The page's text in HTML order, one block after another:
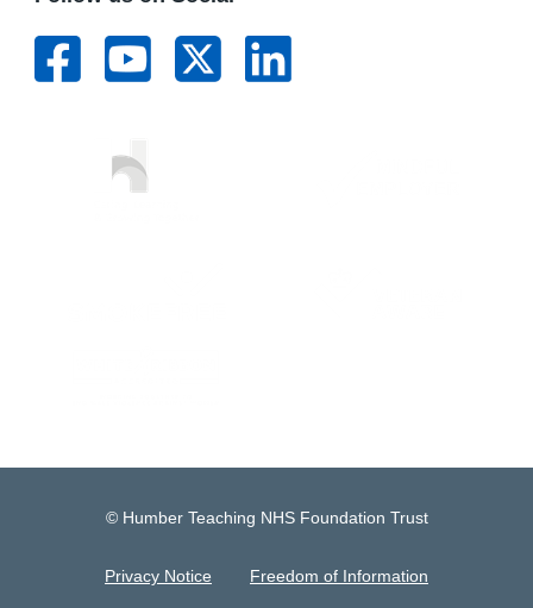
© Humber Teaching NHS Foundation Trust
Privacy Notice Freedom of Information